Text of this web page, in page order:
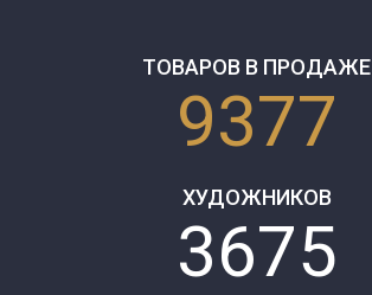
ТОВАРОВ В ПРОДАЖЕ
9377
ХУДОЖНИКОВ
3675